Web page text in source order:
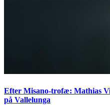
Efter Misano-trofæ: Mathias
på Vallelunga